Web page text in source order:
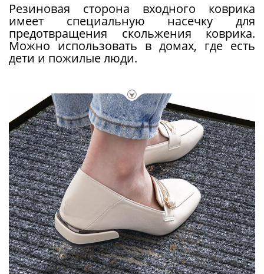
Резиновая сторона входного коврика
имеет специальную насечку для
предотвращения скольжения коврика.
Можно использовать в домах, где есть
дети и пожилые люди.